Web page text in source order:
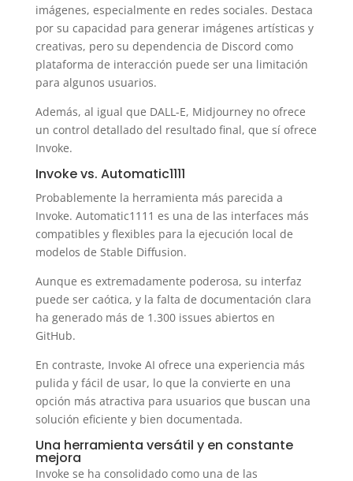
imágenes, especialmente en redes sociales. Destaca
por su capacidad para generar imágenes artísticas y
creativas, pero su dependencia de Discord como
plataforma de interacción puede ser una limitación
para algunos usuarios.
Además, al igual que DALL-E, Midjourney no ofrece
un control detallado del resultado final, que sí ofrece
Invoke.
Invoke vs. Automatic1111
Probablemente la herramienta más parecida a
Invoke. Automatic1111 es una de las interfaces más
compatibles y flexibles para la ejecución local de
modelos de Stable Diffusion.
Aunque es extremadamente poderosa, su interfaz
puede ser caótica, y la falta de documentación clara
ha generado más de 1.300 issues abiertos en
GitHub.
En contraste, Invoke AI ofrece una experiencia más
pulida y fácil de usar, lo que la convierte en una
opción más atractiva para usuarios que buscan una
solución eficiente y bien documentada.
Una herramienta versátil y en constante
mejora
Invoke se ha consolidado como una de las